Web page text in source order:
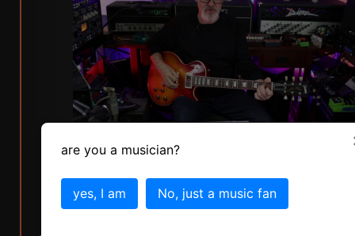
4
are you a musician?
yes, I am No, just a music fan